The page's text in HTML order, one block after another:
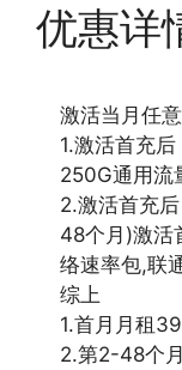
优惠详
激活当月任
1.激活首充
250G通用流
2.激活首充
48个月)激活
络速率包,联
综上
1.首月月租
2.第2-48个